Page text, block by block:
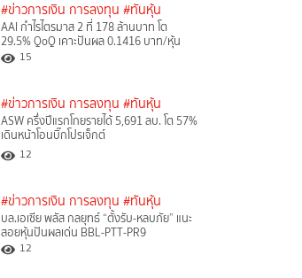
#ข่าวการเงิน การลงทุน #ทันหุ้น
AAI กำไรไตรมาส 2 ที่ 178 ล้านบาท โต
29.5% QoQ เคาะปันผล 0.1416 บาท/หุ้น
15
#ข่าวการเงิน การลงทุน #ทันหุ้น
ASW ครึ่งปีแรกโกยรายได้ 5,691 ลบ. โต 57%
เดินหน้าโอนบิ๊กโปรเจ็กต์
12
#ข่าวการเงิน การลงทุน #ทันหุ้น
บล.เอเซีย พลัส กลยุทธ์ “ตั้งรับ-หลบภัย” แนะ
สอยหุ้นปันผลเด่น BBL-PTT-PR9
12